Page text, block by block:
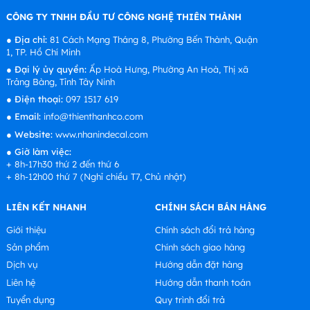
CÔNG TY TNHH ĐẦU TƯ CÔNG NGHỆ THIÊN THÀNH
● Địa chỉ:81 Cách Mạng Tháng 8, Phường Bến Thành, Quận
1, TP. Hồ Chí Minh
● Đại lý ủy quyền:Ấp Hoà Hưng, Phường An Hoà, Thị xã
Trảng Bàng, Tỉnh Tây Ninh
● Điện thoại: 097 1517 619
● Email: info@thienthanhco.com
● Website:www.nhanindecal.com
● Giờ làm việc:
+ 8h-17h30 thứ 2 đến thứ 6
+ 8h-12h00 thứ 7 (Nghỉ chiều T7, Chủ nhật)
LIÊN KẾT NHANH
Giới thiệu
Sản phẩm
Dịch vụ
Liên hệ
Tuyển dụng
CHÍNH SÁCH BÁN HÀNG
Chính sách đổi trả hàng
Chính sách giao hàng
Hướng dẫn đặt hàng
Hướng dẫn thanh toán
Quy trình đổi trả